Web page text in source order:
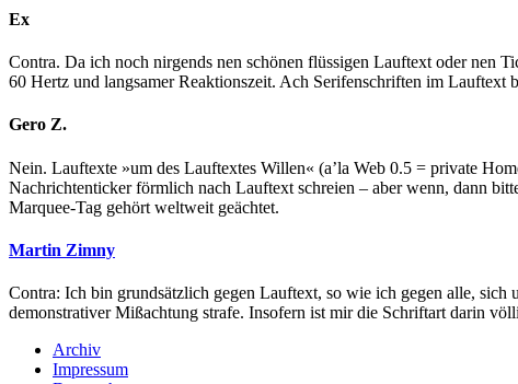
Ex
Contra. Da ich noch nirgends nen schönen flüssigen Lauftext oder nen
60 Hertz und langsamer Reaktionszeit. Ach Serifenschriften im Lauftext
Gero Z.
Nein. Lauftexte »um des Lauftextes Willen« (a’la Web 0.5 = private
Nachrichtenticker förmlich nach Lauftext schreien – aber wenn, dann
Marquee-Tag gehört weltweit geächtet.
Martin Zimny
Contra: Ich bin grundsätzlich gegen Lauftext, so wie ich gegen alle,
demonstrativer Mißachtung strafe. Insofern ist mir die Schriftart darin
Archiv
Impressum